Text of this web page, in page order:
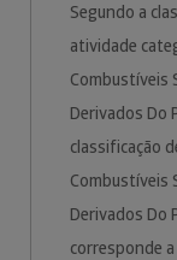
Segundo a
atividade
Combustíveis
Derivados Do
classificação
Combustíveis
Derivados Do
corresponde